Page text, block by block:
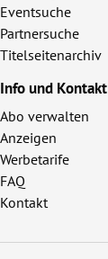
Eventsuche
Partnersuche
Titelseitenarchiv
Info und Kontakt
Abo verwalten
Anzeigen
Werbetarife
FAQ
Kontakt